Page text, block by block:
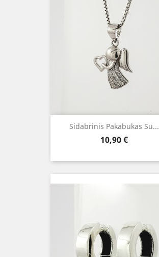
Sidabrinis Pakabukas Su...
Kaina
10,90 €